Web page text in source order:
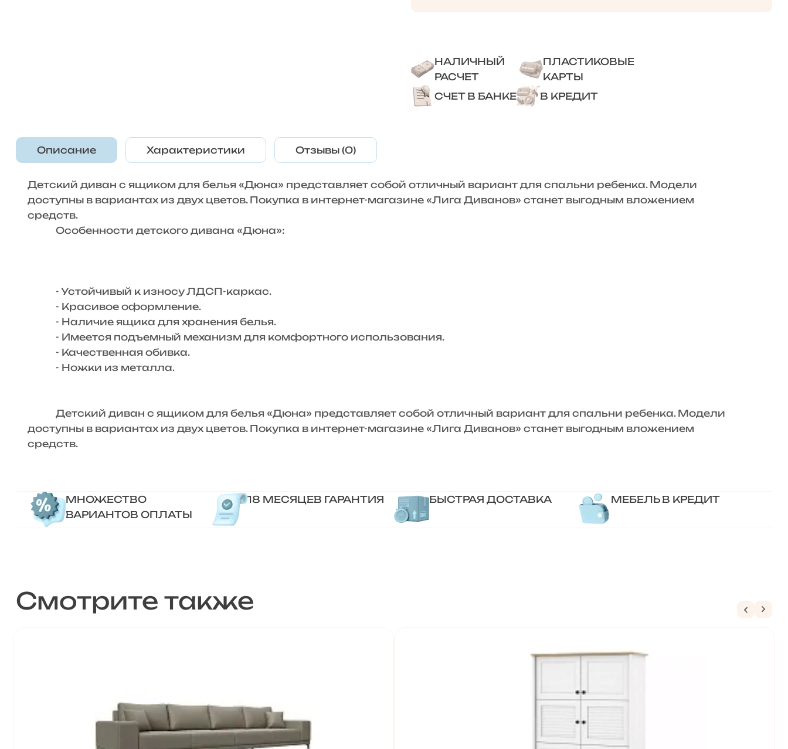
НАЛИЧНЫЙ
РАСЧЕТ
ПЛАСТИКОВЫЕ
КАРТЫ
СЧЕТ В БАНКЕ
В КРЕДИТ
Описание Характеристики Отзывы (0)
Детский диван с ящиком для белья «Дюна» представляет собой отличный вариант для спальни ребенка. Модели
доступны в вариантах из двух цветов. Покупка в интернет-магазине «Лига Диванов» станет выгодным вложением
средств.
Особенности детского дивана «Дюна»:
- Устойчивый к износу ЛДСП-каркас.
- Красивое оформление.
- Наличие ящика для хранения белья.
- Имеется подъемный механизм для комфортного использования.
- Качественная обивка.
- Ножки из металла.
Детский диван с ящиком для белья «Дюна» представляет собой отличный вариант для спальни ребенка. Модели
доступны в вариантах из двух цветов. Покупка в интернет-магазине «Лига Диванов» станет выгодным вложением
средств.
МНОЖЕСТВО
ВАРИАНТОВ ОПЛАТЫ
18 МЕСЯЦЕВ ГАРАНТИЯ БЫСТРАЯ ДОСТАВКА МЕБЕЛЬ В КРЕДИТ
Смотрите также